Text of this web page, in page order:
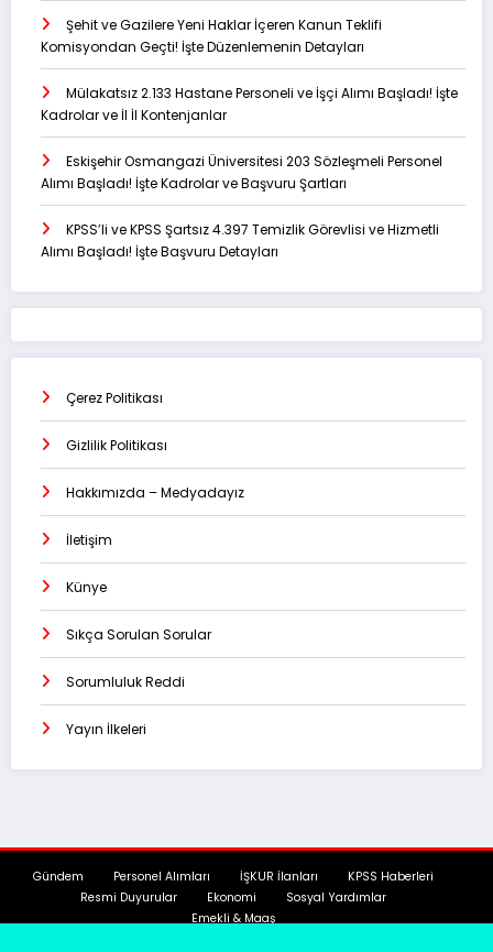
Şehit ve Gazilere Yeni Haklar İçeren Kanun Teklifi
Komisyondan Geçti! İşte Düzenlemenin Detayları
Mülakatsız 2.133 Hastane Personeli ve İşçi Alımı Başladı! İşte
Kadrolar ve İl İl Kontenjanlar
Eskişehir Osmangazi Üniversitesi 203 Sözleşmeli Personel
Alımı Başladı! İşte Kadrolar ve Başvuru Şartları
KPSS’li ve KPSS Şartsız 4.397 Temizlik Görevlisi ve Hizmetli
Alımı Başladı! İşte Başvuru Detayları
Çerez Politikası
Gizlilik Politikası
Hakkımızda – Medyadayız
İletişim
Künye
Sıkça Sorulan Sorular
Sorumluluk Reddi
Yayın İlkeleri
Gündem Personel Alımları İŞKUR İlanları
KPSS Haberleri
Resmi Duyurular
Ekonomi
Sosyal Yardımlar
Emekli & Maaş